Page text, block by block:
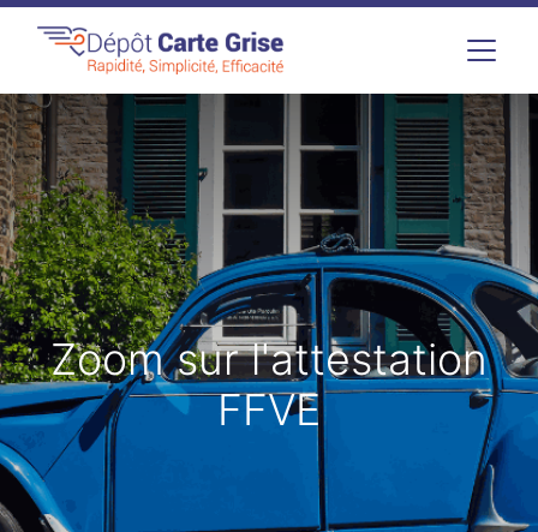
Zoom sur l'attestation
FFVE